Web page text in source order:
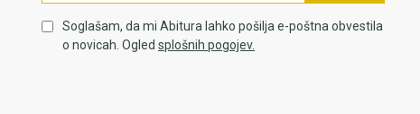
Soglašam, da mi Abitura lahko pošilja e-poštna obvestila
o novicah. Ogled splošnih pogojev.